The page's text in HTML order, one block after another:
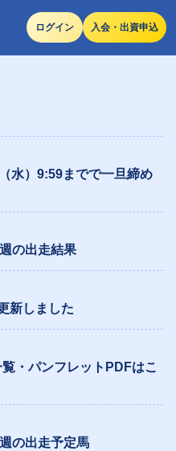
ログイン 入会・出資申込
水）9:59までで一旦締め
の出走結果
新しました
・パンフレットPDFはこ
の出走予定馬